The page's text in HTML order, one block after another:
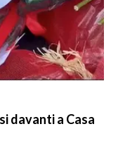
davanti a Casa